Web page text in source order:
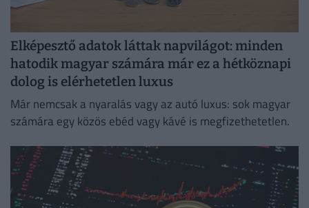
Elképesztő adatok láttak napvilágot: minden
hatodik magyar számára már ez a hétköznapi
dolog is elérhetetlen luxus
Már nemcsak a nyaralás vagy az autó luxus: sok magyar
számára egy közös ebéd vagy kávé is megfizethetetlen.